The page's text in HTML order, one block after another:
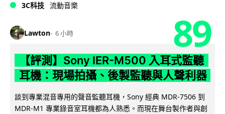
3C科技 流動音樂
Lawton 6 小時 89
【評測】Sony IER-M500 入耳式監聽
耳機：現場拍攝、後製監聽與人聲利器
談到專業混音專用的聲音監聽耳機，Sony 經典 MDR-7506 到
MDR-M1 專業錄音室耳機都為人熟悉。而現在舞台製作者與創